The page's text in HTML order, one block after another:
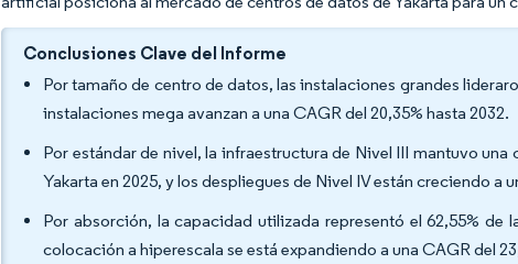
Conclusiones Clave del Informe
Por tamaño de centro de datos, las instalaciones grandes
instalaciones mega avanzan a una CAGR del 20,35% hasta 2032.
Por estándar de nivel, la infraestructura de Nivel III mantuvo
Yakarta en 2025, y los despliegues de Nivel IV están creciendo a
Por absorción, la capacidad utilizada representó el 62,55%
colocación a hiperescala se está expandiendo a una CAGR del